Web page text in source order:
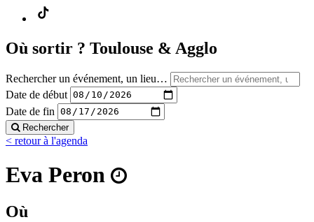
Où sortir ? Toulouse & Agglo
Rechercher un événement, un lieu…
Date de début
Date de fin
Rechercher
< retour à l'agenda
Eva Peron
Où